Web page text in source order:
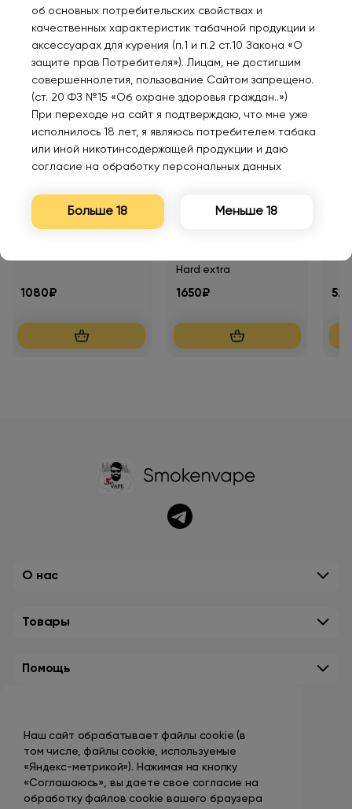
Наш сайт обрабатывает файлы cookie (в
том числе, файлы cookie, используемые
«Яндекс-метрикой»). Нажимая на кнопку
«Соглашаюсь», вы даете свое согласие на
обработку файлов cookie вашего браузера
Персональные рекомендации
1080₽
Hard extra
1650₽
О нас
Товары
Помощь
+7 (495) 149-10-99
promo@smokenvape.su
пн-пт: 9:00 – 18:00
об основных потребительских свойствах и
качественных характеристик табачной продукции и
аксессуарах для курения (п.1 и п.2 ст.10 Закона «О
защите прав Потребителя»). Лицам, не достигшим
совершеннолетия, пользование Сайтом запрещено.
(ст. 20 ФЗ №15 «Об охране здоровья граждан..»)
При переходе на сайт я подтверждаю, что мне уже
исполнилось 18 лет, я являюсь потребителем табака
или иной никотинсодержащей продукции и даю
согласие на обработку персональных данных
Больше 18 Меньше 18